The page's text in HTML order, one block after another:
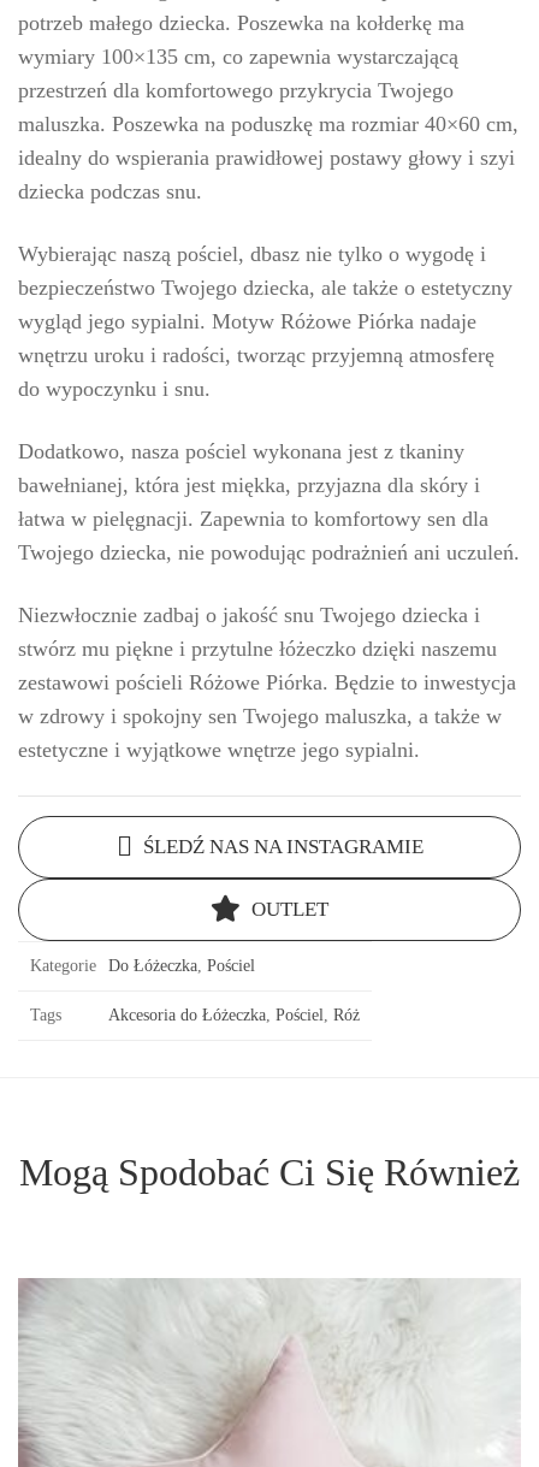
potrzeb małego dziecka. Poszewka na kołderkę ma
wymiary 100×135 cm, co zapewnia wystarczającą
przestrzeń dla komfortowego przykrycia Twojego
maluszka. Poszewka na poduszkę ma rozmiar 40×60 cm,
idealny do wspierania prawidłowej postawy głowy i szyi
dziecka podczas snu.
Wybierając naszą pościel, dbasz nie tylko o wygodę i
bezpieczeństwo Twojego dziecka, ale także o estetyczny
wygląd jego sypialni. Motyw Różowe Piórka nadaje
wnętrzu uroku i radości, tworząc przyjemną atmosferę
do wypoczynku i snu.
Dodatkowo, nasza pościel wykonana jest z tkaniny
bawełnianej, która jest miękka, przyjazna dla skóry i
łatwa w pielęgnacji. Zapewnia to komfortowy sen dla
Twojego dziecka, nie powodując podrażnień ani uczuleń.
Niezwłocznie zadbaj o jakość snu Twojego dziecka i
stwórz mu piękne i przytulne łóżeczko dzięki naszemu
zestawowi pościeli Różowe Piórka. Będzie to inwestycja
w zdrowy i spokojny sen Twojego maluszka, a także w
estetyczne i wyjątkowe wnętrze jego sypialni.
ŚLEDŹ NAS NA INSTAGRAMIE
OUTLET
Kategorie Do Łóżeczka Pościel
Tags Akcesoria do Łóżeczka Pościel Róż
Mogą Spodobać Ci Się Również